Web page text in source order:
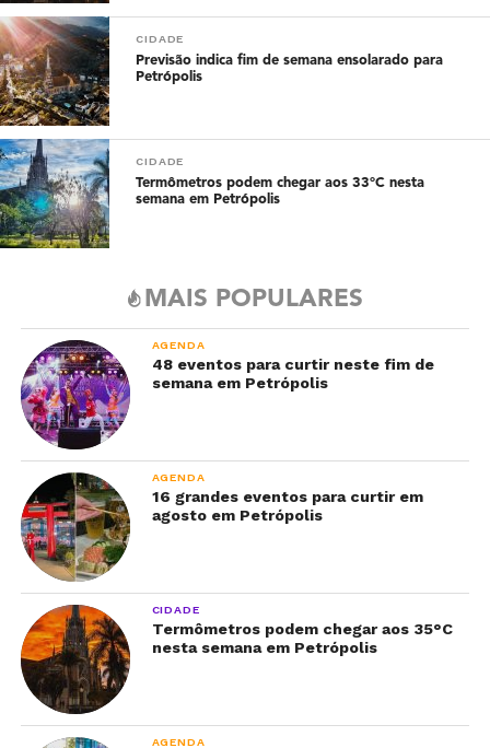
CIDADE
Previsão indica fim de semana ensolarado para
Petrópolis
CIDADE
Termômetros podem chegar aos 33°C nesta
semana em Petrópolis
MAIS POPULARES
AGENDA
48 eventos para curtir neste fim de
semana em Petrópolis
AGENDA
16 grandes eventos para curtir em
agosto em Petrópolis
CIDADE
Termômetros podem chegar aos 35°C
nesta semana em Petrópolis
AGENDA